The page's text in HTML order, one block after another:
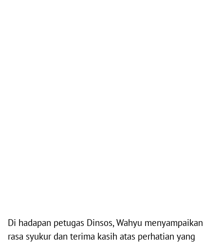
Di hadapan petugas Dinsos, Wahyu menyampaikan
rasa syukur dan terima kasih atas perhatian yang